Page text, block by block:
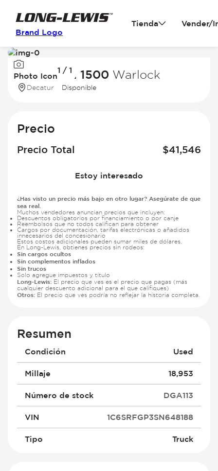
Brand Logo
Tienda Vender/
Image
of
Photo Icon
1 / 1
2025 Ram 1500 Warlock
Decatur Disponible
Precio
Precio Total $41,546
Estoy interesado
¿Has visto un precio más bajo en otro lugar? Asegúrate de que
sea real.
Muchos vendedores anuncian precios que incluyen:
Descuentos obligatorios por financiamiento o por canje
Reembolsos que no todos califican para obtener
Cargos por documentación, tarifas electrónicas o añadidos
innecesarios del concesionario
Estos costos adicionales pueden sumar miles de dólares.
En Long-Lewis, obtienes precios sin rodeos:
Sin cargos ocultos
Sin complementos inflados
Sin trucos
Solo agregue impuestos y título
Long-Lewis: El precio que ves es el precio que pagas (más
cualquier descuento adicional para el que califiques)
Otros: El precio que ves podría no reflejar la historia completa.
Resumen
Condición Used
Millaje 18,953
Número de stock DGA113
VIN 1C6SRFGP3SN648188
Tipo Truck